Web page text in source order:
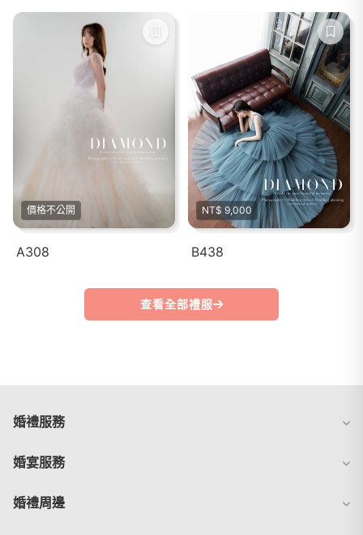
價格不公開
A308
NT$ 9,000
B438
查看全部禮服
婚禮服務
婚宴服務
婚禮周邊